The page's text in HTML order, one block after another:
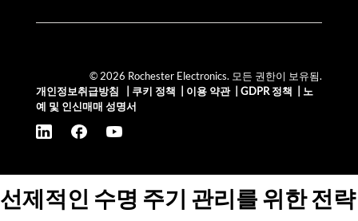
© 2026 Rochester Electronics. 모든 권한이 보유됨.
개인정보취급방침
쿠키 정책 이용 약관| GDPR 정책
노
예 및 인신매매 성명서
선제적인 수명 주기 관리를 위한 전략